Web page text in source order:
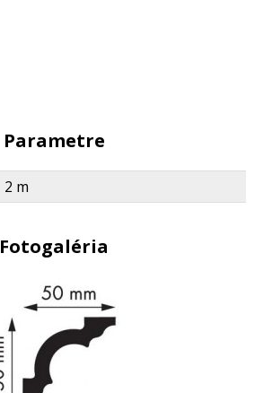
Parametre
2 m
Fotogaléria